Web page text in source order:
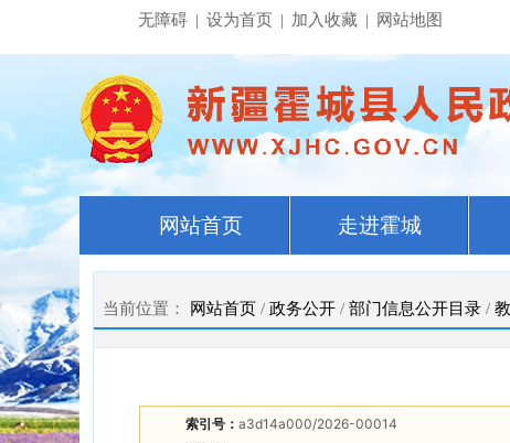
无障碍 | 设为首页 | 加入收藏 | 网站地图
网站首页 走进霍城
当前位置： 网站首页 / 政务公开 / 部门信息公开目录 /
索引号： a3d14a000/2026-00014